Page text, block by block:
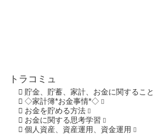
トラコミュ
貯金、貯蓄、家計、お金に関すること
◇家計簿*お金事情*◇
お金を貯める方法
お金に関する思考学習
個人資産、資産運用、資金運用